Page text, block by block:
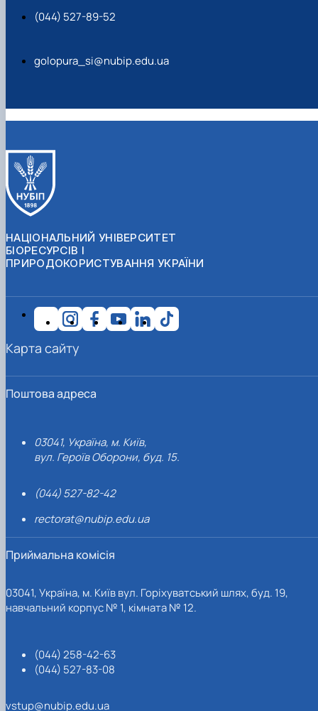
(044) 527-89-52
golopura_si@nubip.edu.ua
НАЦІОНАЛЬНИЙ УНІВЕРСИТЕТ
БІОРЕСУРСІВ І
ПРИРОДОКОРИСТУВАННЯ УКРАЇНИ
Поштова адреса
03041, Україна, м. Київ,
вул. Героїв Оборони, буд. 15.
(044) 527-82-42
rectorat@nubip.edu.ua
Приймальна комісія
03041, Україна, м. Київ вул. Горіхуватський шлях, буд. 19,
навчальний корпус № 1, кімната № 12.
(044) 258-42-63
(044) 527-83-08
vstup@nubip.edu.ua
Карта сайту